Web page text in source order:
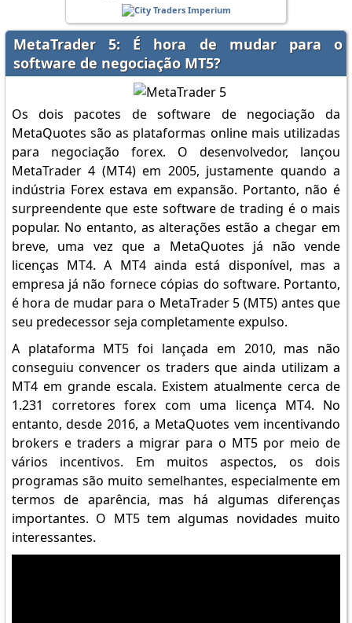
MetaTrader 5: É hora de mudar para o
software de negociação MT5?
Os dois pacotes de software de negociação da
MetaQuotes são as plataformas online mais utilizadas
para negociação forex. O desenvolvedor, lançou
MetaTrader 4 (MT4) em 2005, justamente quando a
indústria Forex estava em expansão. Portanto, não é
surpreendente que este software de trading é o mais
popular. No entanto, as alterações estão a chegar em
breve, uma vez que a MetaQuotes já não vende
licenças MT4. A MT4 ainda está disponível, mas a
empresa já não fornece cópias do software. Portanto,
é hora de mudar para o MetaTrader 5 (MT5) antes que
seu predecessor seja completamente expulso.
A plataforma MT5 foi lançada em 2010, mas não
conseguiu convencer os traders que ainda utilizam a
MT4 em grande escala. Existem atualmente cerca de
1.231 corretores forex com uma licença MT4. No
entanto, desde 2016, a MetaQuotes vem incentivando
brokers e traders a migrar para o MT5 por meio de
vários incentivos. Em muitos aspectos, os dois
programas são muito semelhantes, especialmente em
termos de aparência, mas há algumas diferenças
importantes. O MT5 tem algumas novidades muito
interessantes.